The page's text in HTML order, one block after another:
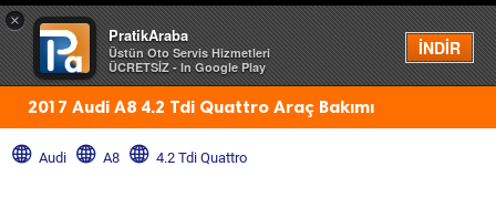
×
PratikAraba
Üstün Oto Servis Hizmetleri
ÜCRETSİZ - In Google Play
İNDİR
Menü
2017 Audi A8 4.2 Tdi Quattro Araç Bakımı
Audi A8 4.2 Tdi Quattro